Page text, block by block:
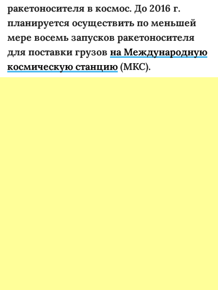
ракетоносителя в космос. До 2016 г.
планируется осуществить по меньшей
мере восемь запусков ракетоносителя
для поставки грузов на Международную
космическую станцию (МКС).